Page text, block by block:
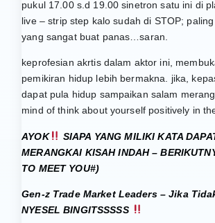
pukul 17.00 s.d 19.00 sinetron satu ini di
live – strip step kalo sudah di STOP;
yang sangat buat panas…saran.
keprofesian akrtis dalam aktor ini,
pemikiran hidup lebih bermakna. jika,
dapat pula hidup sampaikan salam
mind of think about yourself positively in
AYOK
SIAPA YANG MILIKI KATA
MERANGKAI KISAH INDAH –
TO MEET YOU#)
Gen-z Trade Market Leaders – Jika
NYESEL BINGITSSSSS